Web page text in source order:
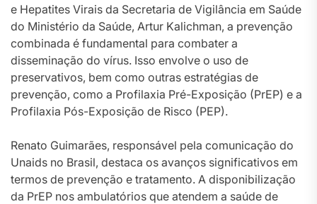
e Hepatites Virais da Secretaria de Vigilância em Saúde
do Ministério da Saúde, Artur Kalichman, a prevenção
combinada é fundamental para combater a
disseminação do vírus. Isso envolve o uso de
preservativos, bem como outras estratégias de
prevenção, como a Profilaxia Pré-Exposição (PrEP) e a
Profilaxia Pós-Exposição de Risco (PEP).
Renato Guimarães, responsável pela comunicação do
Unaids no Brasil, destaca os avanços significativos em
termos de prevenção e tratamento. A disponibilização
da PrEP nos ambulatórios que atendem a saúde de